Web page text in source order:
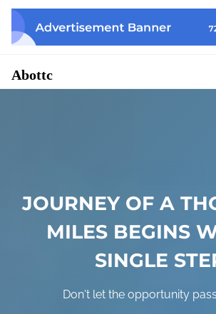
o
Abottc
JOURNEY OF A
MILES BEGINS
SINGLE
Don't let the opportunity